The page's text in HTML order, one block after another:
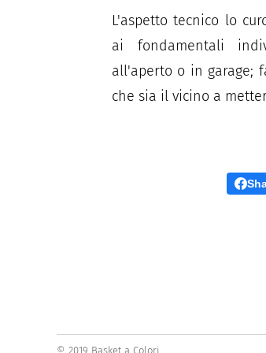
L'aspetto tecnico lo
ai fondamentali
all'aperto o in garage;
che sia il vicino a
© 2019 Basket a Colori